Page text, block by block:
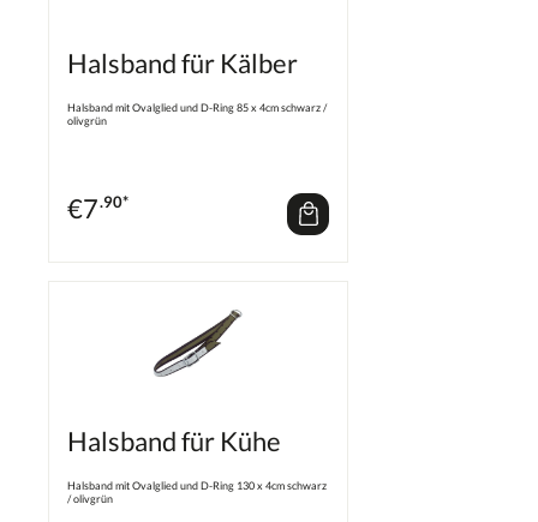
Halsband für Kälber
Halsband mit Ovalglied und D-Ring 85 x 4cm schwarz /
olivgrün
€7.90*
Halsband für Kühe
Halsband mit Ovalglied und D-Ring 130 x 4cm schwarz
/ olivgrün